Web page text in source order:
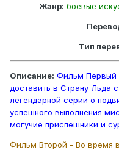
Жанр: боевые
Тип
Описание: Фильм Первый
доставить в Страну Льда
легендарной серии о
успешного выполнения
могучие приспешники и
Фильм Второй - Во время